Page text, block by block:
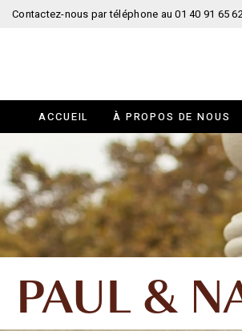
Contactez-nous par téléphone au 01 40 91 65
ACCUEIL À PROPOS DE NOUS
PAUL &